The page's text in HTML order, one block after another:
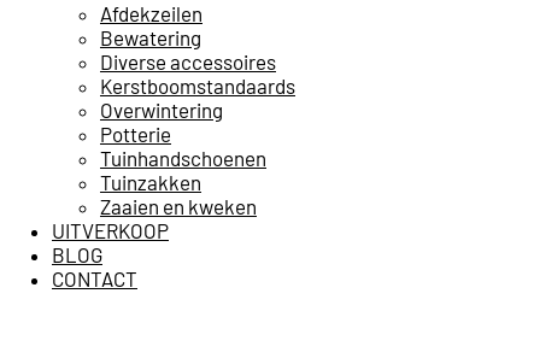
Afdekzeilen
Bewatering
Diverse accessoires
Kerstboomstandaards
Overwintering
Potterie
Tuinhandschoenen
Tuinzakken
Zaaien en kweken
UITVERKOOP
BLOG
CONTACT